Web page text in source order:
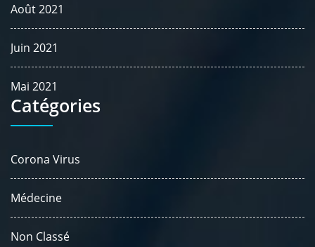
Août 2021
Juin 2021
Mai 2021
Catégories
Corona Virus
Médecine
Non Classé